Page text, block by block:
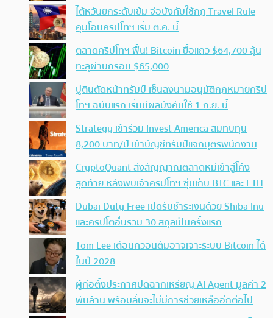
ไต้หวันยกระดับเข้ม จ่อบังคับใช้กฏ Travel Rule
คุมโอนคริปโทฯ เริ่ม ต.ค. นี้
ตลาดคริปโทฯ ฟื้น! Bitcoin ยื้อแถว $64,700 ลุ้น
ทะลุผ่านกรอบ $65,000
ปูตินตัดหน้าทรัมป์ เซ็นลงนามอนุมัติกฎหมายคริป
โทฯ ฉบับแรก เริ่มมีผลบังคับใช้ 1 ก.ย. นี้
Strategy เข้าร่วม Invest America สมทบทุน
8,200 บาท/ปี เข้าบัญชีทรัมป์แจกบุตรพนักงาน
CryptoQuant ส่งสัญญาณตลาดหมีเข้าสู่โค้ง
สุดท้าย หลังพบเจ้าคริปโทฯ ซุ่มเก็บ BTC และ ETH
Dubai Duty Free เปิดรับชำระเงินด้วย Shiba Inu
และคริปโตอื่นรวม 30 สกุลเป็นครั้งแรก
Tom Lee เตือนควอนตัมอาจเจาะระบบ Bitcoin ได้
ในปี 2028
ผู้ก่อตั้งประกาศปิดฉากเหรียญ AI Agent มูลค่า 2
พันล้าน พร้อมลั่นจะไม่มีการช่วยเหลืออีกต่อไป